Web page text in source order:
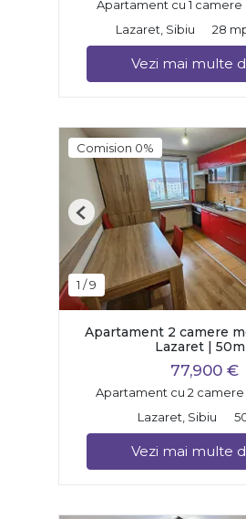
Apartament cu 1 camere
Lazaret, Sibiu
28
Vezi mai multe
Comision 0%
1 /9
Previous
Apartament 2 camere
Lazaret |
77,900 €
Apartament cu 2
Lazaret, Sibiu
Vezi mai multe